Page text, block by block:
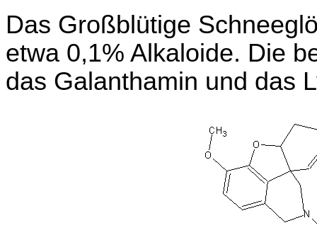
Das Großblütige
etwa 0,1% Alkaloide. Die
das Galanthamin und das